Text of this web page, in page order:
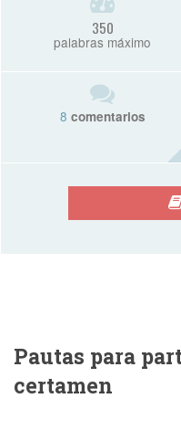
350
palabras máximo
8 comentarios
Pautas para
certamen